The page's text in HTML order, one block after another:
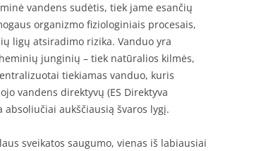
NUGELEŽINIMO FILTRAS
VANDENS MINKŠTINIMO FILTRAI
vandens sudėtis, tiek jame esančių
organizmo fiziologiniais procesais,
ligų atsiradimo rizika. Vanduo yra
junginių – tiek natūralios kilmės,
tiekiamas vanduo, kuris
vandens direktyvų (ES Direktyva
aukščiausią švaros lygį.
sveikatos saugumo, vienas iš labiausiai